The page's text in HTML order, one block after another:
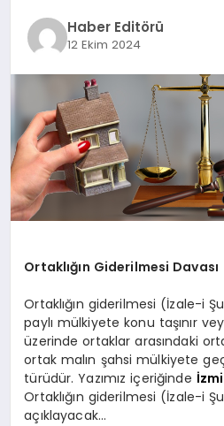
YAŞAMHaber Editörü
12 Ekim 2024
Ortaklığın Giderilmesi Davası
Ortaklığın giderilmesi (İzale-i
paylı mülkiyete konu taşınır
üzerinde ortaklar arasındaki
ortak malın şahsi mülkiyete
türüdür. Yazımız içeriğinde
Ortaklığın giderilmesi (İzale-i
açıklayacak…